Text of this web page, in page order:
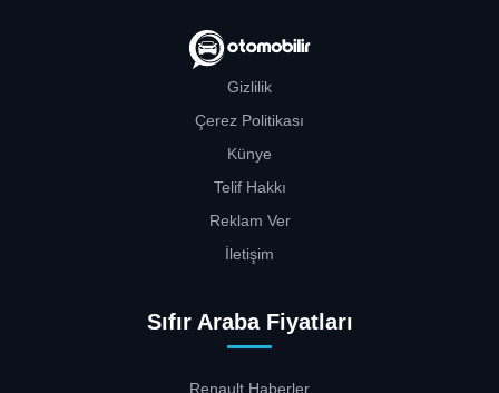
Gizlilik
Çerez Politikası
Künye
Telif Hakkı
Reklam Ver
İletişim
Sıfır Araba Fiyatları
Renault Haberler